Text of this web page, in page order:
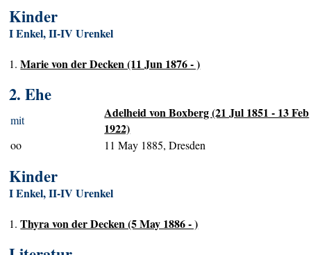
Kinder
I Enkel, II-IV Urenkel
1.Marie von der Decken (11 Jun 1876 - )
2. Ehe
mit
Adelheid von Boxberg (21 Jul 1851 - 13 Feb
1922)
oo 11 May 1885, Dresden
Kinder
I Enkel, II-IV Urenkel
1.Thyra von der Decken (5 May 1886 - )